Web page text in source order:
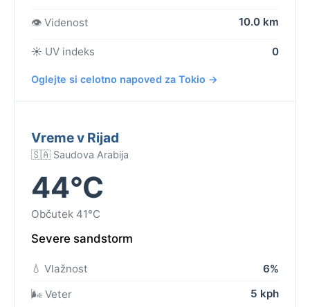
👁️ Videnost 10.0 km
☀️ UV indeks 0
Oglejte si celotno napoved za Tokio →
Vreme v Rijad
🇸🇦 Saudova Arabija
44°C
Občutek 41°C
Severe sandstorm
💧 Vlažnost
6%
🌬️ Veter
5 kph